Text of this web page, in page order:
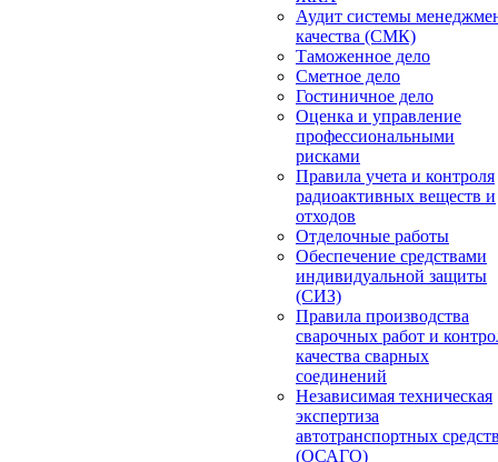
Аудит системы
качества (СМК)
Таможенное дело
Сметное дело
Гостиничное дело
Оценка и управление
профессиональными
рисками
Правила учета и контроля
радиоактивных веществ и
отходов
Отделочные работы
Обеспечение средствами
индивидуальной защиты
(СИЗ)
Правила производства
сварочных работ и
качества сварных
соединений
Независимая техническая
экспертиза
автотранспортных
(ОСАГО)